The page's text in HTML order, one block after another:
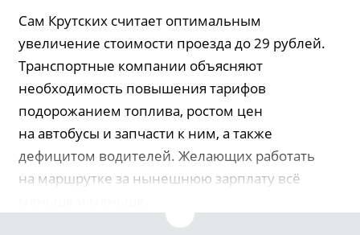
Сам Крутских считает оптимальным
увеличение стоимости проезда до 29 рублей.
Транспортные компании объясняют
необходимость повышения тарифов
подорожанием топлива, ростом цен
на автобусы и запчасти к ним, а также
дефицитом водителей. Желающих работать
на маршрутке за нынешнюю зарплату всё